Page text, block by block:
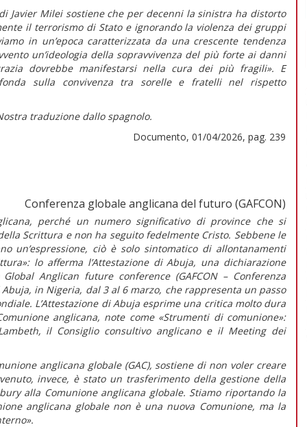
Javier Milei sostiene che per decenni la sinistra ha distorto
il terrorismo di Stato e ignorando la violenza dei gruppi
in un’epoca caratterizzata da una crescente tendenza
un’ideologia della sopravvivenza del più forte ai danni
dovrebbe manifestarsi nella cura dei più fragili». E
sulla convivenza tra sorelle e fratelli nel rispetto
traduzione dallo spagnolo.
Documento, 01/04/2026, pag. 239
Conferenza globale anglicana del futuro (GAFCON)
perché un numero significativo di province che si
Scrittura e non ha seguito fedelmente Cristo. Sebbene le
un’espressione, ciò è solo sintomatico di allontanamenti
lo afferma l’Attestazione di Abuja, una dichiarazione
Anglican future conference (GAFCON – Conferenza
in Nigeria, dal 3 al 6 marzo, che rappresenta un passo
L’Attestazione di Abuja esprime una critica molto dura
anglicana, note come «Strumenti di comunione»:
il Consiglio consultivo anglicano e il Meeting dei
anglicana globale (GAC), sostiene di non voler creare
invece, è stato un trasferimento della gestione della
alla Comunione anglicana globale. Stiamo riportando la
anglicana globale non è una nuova Comunione, ma la